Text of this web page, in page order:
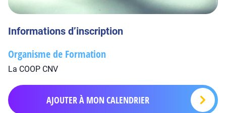
Informations d’inscription
Organisme de Formation
La COOP CNV
AJOUTER À MON CALENDRIER